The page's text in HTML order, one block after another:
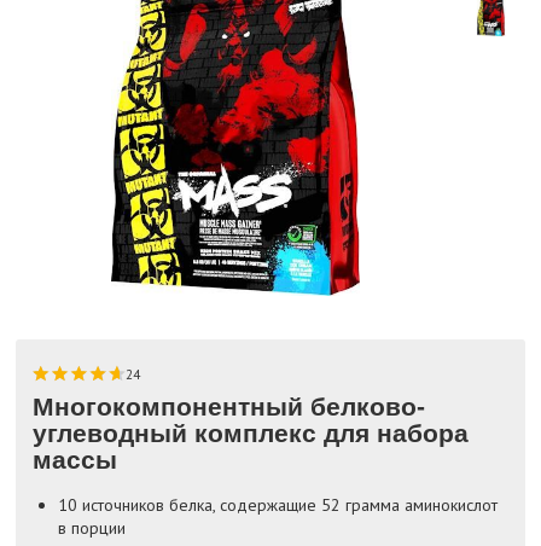
24
Многокомпонентный белково-
углеводный комплекс для набора
массы
10 источников белка, содержащие 52 грамма аминокислот
в порции